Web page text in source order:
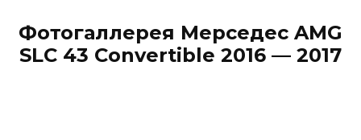
Фотогаллерея Мерседес AMG
SLC 43 Convertible 2016 — 2017